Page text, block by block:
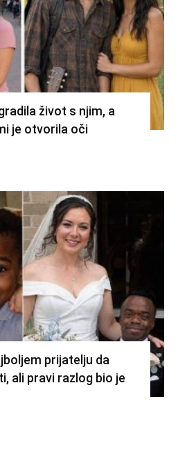
život s njim, a
je otvorila oči
prijatelju da
ali pravi razlog bio je